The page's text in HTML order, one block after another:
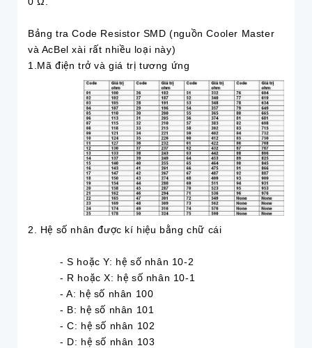
Bảng tra Code Resistor SMD (nguồn Cooler Master
và AcBel xài rất nhiều loại này)
1.Mã điện trở và giá trị tương ứng
2. Hệ số nhân được kí hiệu bằng chữ cái
- S hoặc Y: hệ số nhân 10-2
- R hoặc X: hệ số nhân 10-1
- A: hệ số nhân 100
- B: hệ số nhân 101
- C: hệ số nhân 102
- D: hệ số nhân 103